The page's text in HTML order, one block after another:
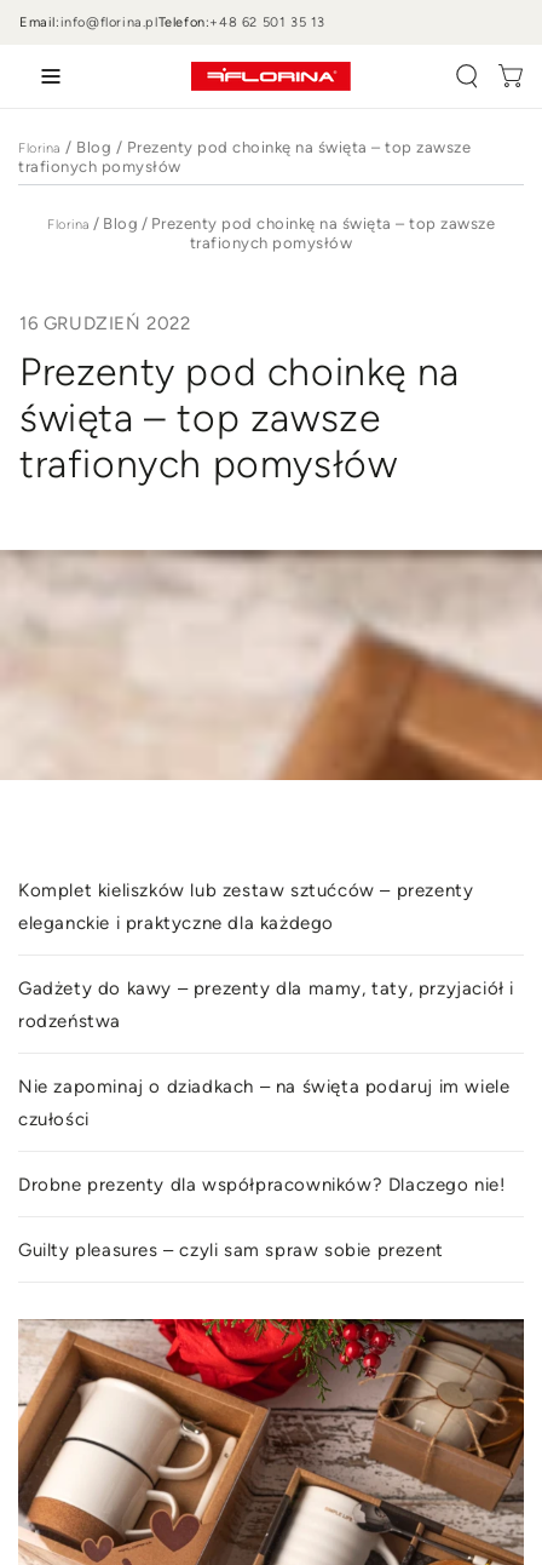
PRZEJDŹ DO
TREŚCI
Email:info@florina.plTelefon:+48 62 501 35 13
Wózek
Florina / Blog / Prezenty pod choinkę na święta – top zawsze
trafionych pomysłów
Florina / Blog / Prezenty pod choinkę na święta – top zawsze
trafionych pomysłów
16 GRUDZIEŃ 2022
Prezenty pod choinkę na
święta – top zawsze
trafionych pomysłów
Komplet kieliszków lub zestaw sztućców – prezenty
eleganckie i praktyczne dla każdego
Gadżety do kawy – prezenty dla mamy, taty, przyjaciół i
rodzeństwa
Nie zapominaj o dziadkach – na święta podaruj im wiele
czułości
Drobne prezenty dla współpracowników? Dlaczego nie!
Guilty pleasures – czyli sam spraw sobie prezent